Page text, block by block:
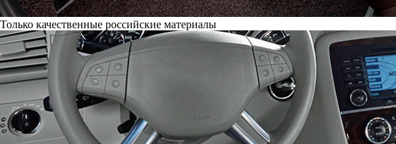
Только качественные российские материалы